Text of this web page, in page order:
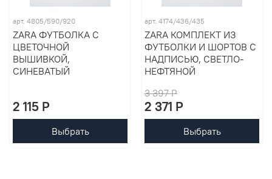
арт. 4805/590/920
ZARA ФУТБОЛКА С
ЦВЕТОЧНОЙ
ВЫШИВКОЙ,
СИНЕВАТЫЙ
2 115 P
Выбрать
арт. 4174/436/435
ZARA КОМПЛЕКТ ИЗ
ФУТБОЛКИ И ШОРТОВ С
НАДПИСЬЮ, СВЕТЛО-
НЕФТЯНОЙ
3 397 P
2 371 P
Выбрать